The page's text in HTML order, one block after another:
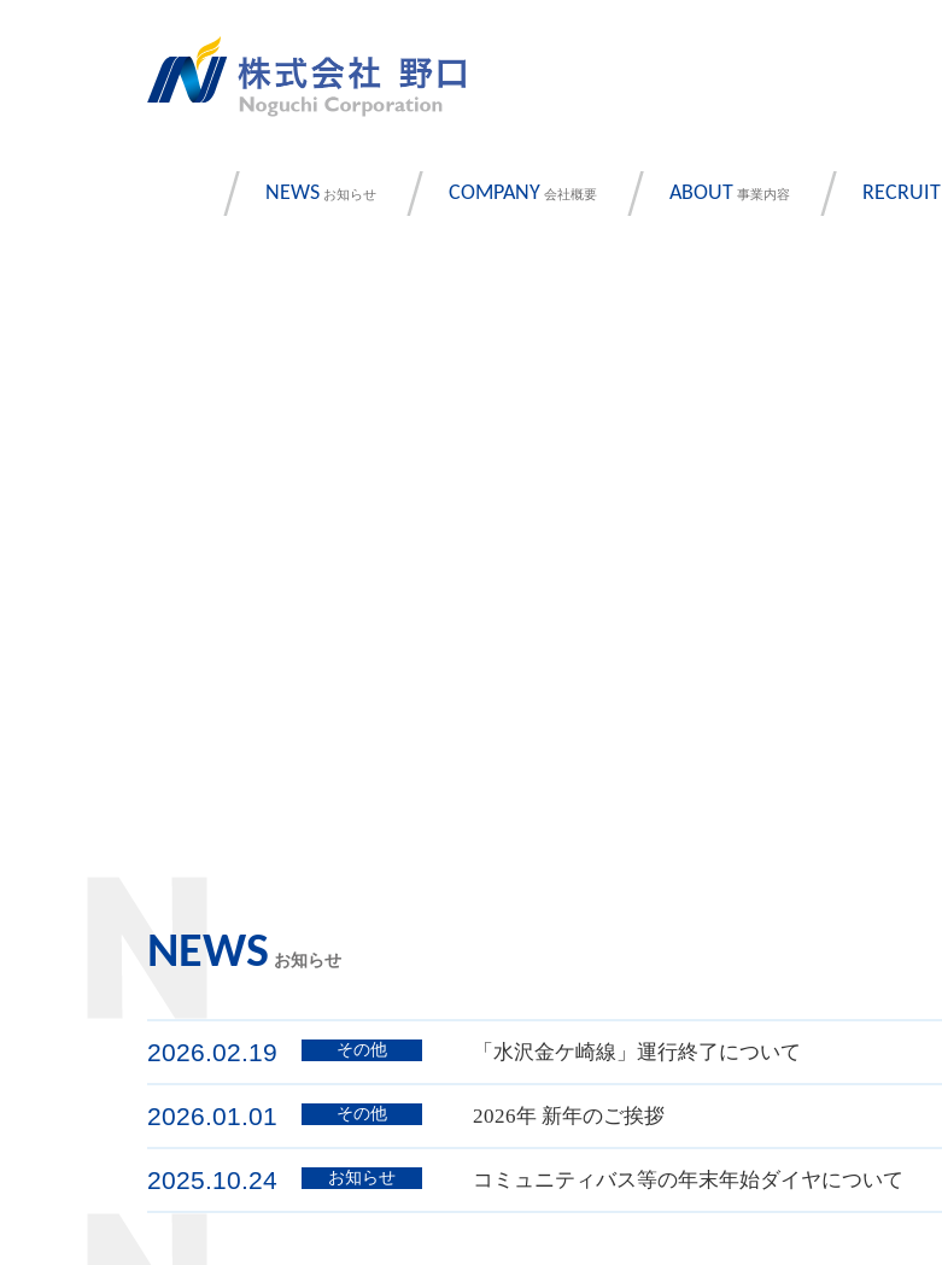
NEWSお知らせ COMPANY 会社概要 ABOUT 事業内容 RECRUIT
NEWS お知らせ
2026.02.19 その他 「水沢金ケ崎線」運行終了について
2026.01.01 その他 2026年 新年のご挨拶
2025.10.24 お知らせ コミュニティバス等の年末年始ダイヤについて